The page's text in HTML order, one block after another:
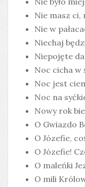
Nie masz ci,
Nie w
Niechaj
Niepojęte
Noc cicha w
Noc jest
Noc na
Nowy rok
O Gwiazdo
O Józefie,
O Józefie!
O maleńki
O mili